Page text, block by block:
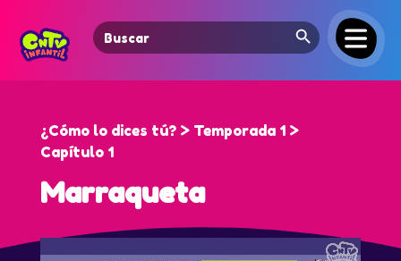
Search
for:
Search Button
¿Cómo lo dices tú? > Temporada 1 >
Capítulo 1
Marraqueta